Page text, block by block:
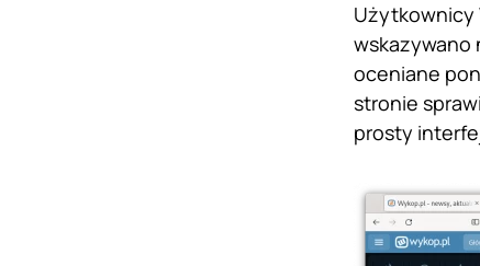
Użytkownicy
wskazywano
oceniane
stronie
prosty